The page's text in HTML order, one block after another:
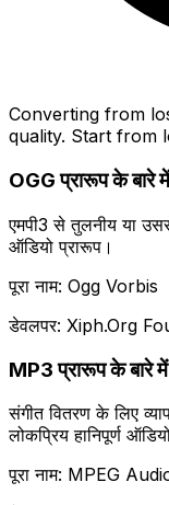
Converting from
quality. Start from
OGG प्रारूप के बारे में
एमपी3 से तुलनीय या
ऑडियो प्रारूप।
पूरा नाम: Ogg Vorbis
डेवलपर: Xiph.Org
MP3 प्रारूप के बारे में
संगीत वितरण के लिए
लोकप्रिय हानिपूर्ण
पूरा नाम: MPEG